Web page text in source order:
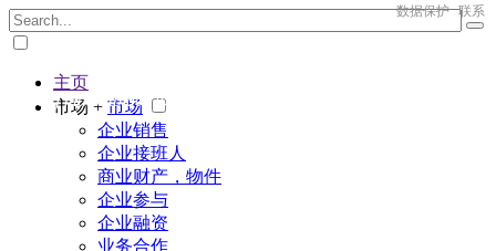
The big marketplace for business
数据保护 联系
主页
市场 + 市场
企业销售
企业接班人
商业财产，物件
企业参与
企业融资
业务合作